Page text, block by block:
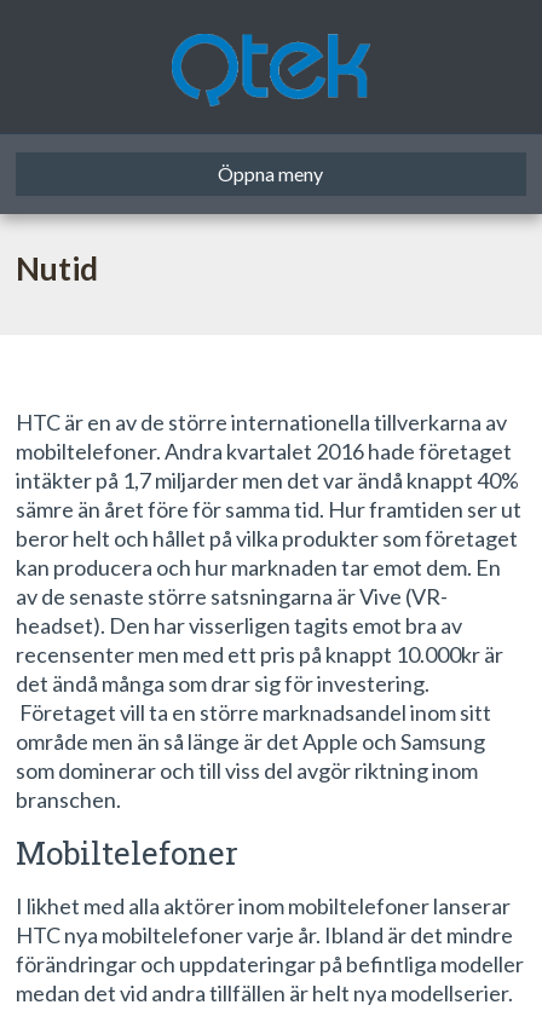
Öppna meny
Nutid
HTC är en av de större internationella tillverkarna av
mobiltelefoner. Andra kvartalet 2016 hade företaget
intäkter på 1,7 miljarder men det var ändå knappt 40%
sämre än året före för samma tid. Hur framtiden ser ut
beror helt och hållet på vilka produkter som företaget
kan producera och hur marknaden tar emot dem. En
av de senaste större satsningarna är Vive (VR-
headset). Den har visserligen tagits emot bra av
recensenter men med ett pris på knappt 10.000kr är
det ändå många som drar sig för investering.
Företaget vill ta en större marknadsandel inom sitt
område men än så länge är det Apple och Samsung
som dominerar och till viss del avgör riktning inom
branschen.
Mobiltelefoner
I likhet med alla aktörer inom mobiltelefoner lanserar
HTC nya mobiltelefoner varje år. Ibland är det mindre
förändringar och uppdateringar på befintliga modeller
medan det vid andra tillfällen är helt nya modellserier.